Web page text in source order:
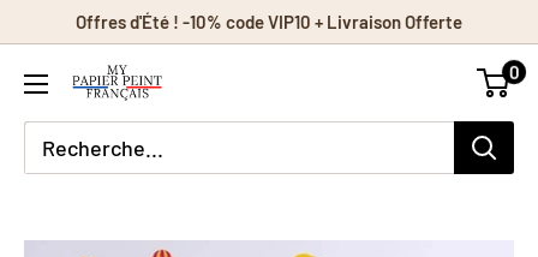
contenu
Offres d'Été ! -10% code VIP10 + Livraison Offerte
0